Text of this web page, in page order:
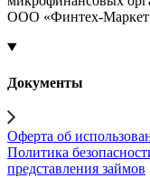
ООО «Финтех-Маркет»
Документы
Оферта об
Политика
представления займов